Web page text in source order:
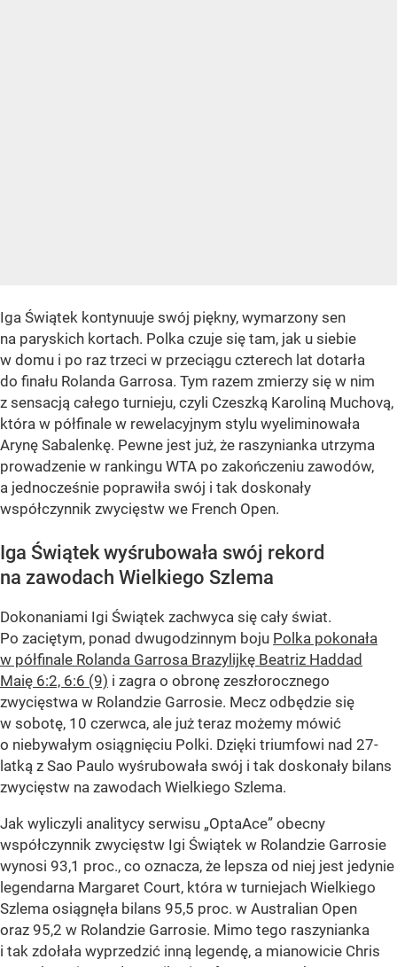
Iga Świątek kontynuuje swój piękny, wymarzony sen
na paryskich kortach. Polka czuje się tam, jak u siebie
w domu i po raz trzeci w przeciągu czterech lat dotarła
do finału Rolanda Garrosa. Tym razem zmierzy się w nim
z sensacją całego turnieju, czyli Czeszką Karoliną Muchovą,
która w półfinale w rewelacyjnym stylu wyeliminowała
Arynę Sabalenkę. Pewne jest już, że raszynianka utrzyma
prowadzenie w rankingu WTA po zakończeniu zawodów,
a jednocześnie poprawiła swój i tak doskonały
współczynnik zwycięstw we French Open.
Iga Świątek wyśrubowała swój rekord
na zawodach Wielkiego Szlema
Dokonaniami Igi Świątek zachwyca się cały świat.
Po zaciętym, ponad dwugodzinnym boju Polka pokonała
w półfinale Rolanda Garrosa Brazylijkę Beatriz Haddad
Maię 6:2, 6:6 (9) i zagra o obronę zeszłorocznego
zwycięstwa w Rolandzie Garrosie. Mecz odbędzie się
w sobotę, 10 czerwca, ale już teraz możemy mówić
o niebywałym osiągnięciu Polki. Dzięki triumfowi nad 27-
latką z Sao Paulo wyśrubowała swój i tak doskonały bilans
zwycięstw na zawodach Wielkiego Szlema.
Jak wyliczyli analitycy serwisu „OptaAce” obecny
współczynnik zwycięstw Igi Świątek w Rolandzie Garrosie
wynosi 93,1 proc., co oznacza, że lepsza od niej jest jedynie
legendarna Margaret Court, która w turniejach Wielkiego
Szlema osiągnęła bilans 95,5 proc. w Australian Open
oraz 95,2 w Rolandzie Garrosie. Mimo tego raszynianka
i tak zdołała wyprzedzić inną legendę, a mianowicie Chris